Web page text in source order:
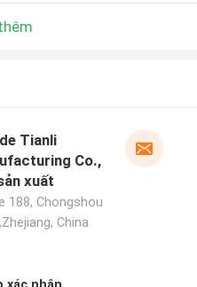
Tianli
Co.,
xuất
188, Chongshou
China